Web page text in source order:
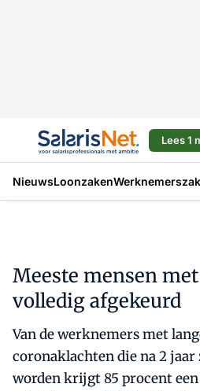
Lees 1
NieuwsLoonzaken
Meeste mensen
volledig afgekeurd
Van de werknemers met
coronaklachten die na 2
worden krijgt 85 procent een